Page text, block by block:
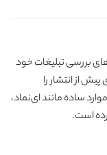
بررسی تبلیغات خود
از انتشار را
ساده مانند ای‌نماد،
است.